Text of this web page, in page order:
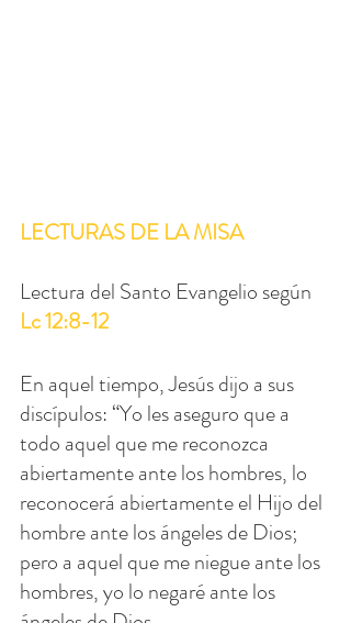
LECTURAS DE LA MISA
Lectura del Santo Evangelio según
Lc 12:8-12
En aquel tiempo, Jesús dijo a sus
discípulos: “Yo les aseguro que a
todo aquel que me reconozca
abiertamente ante los hombres, lo
reconocerá abiertamente el Hijo del
hombre ante los ángeles de Dios;
pero a aquel que me niegue ante los
hombres, yo lo negaré ante los